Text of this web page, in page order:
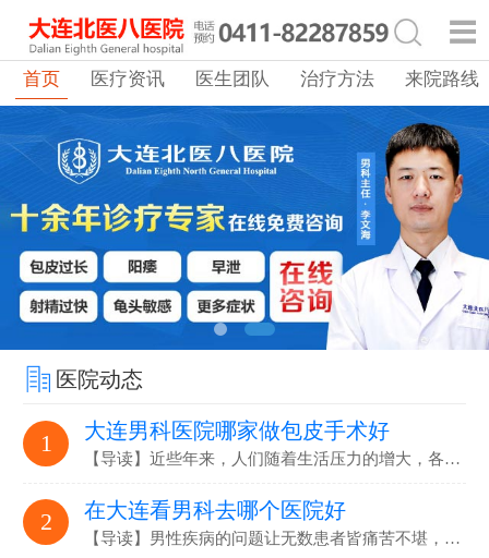
首页 医疗资讯 医生团队 治疗方法 来院路线
医院动态
1 大连男科医院哪家做包皮手术好
【导读】近些年来，人们随着生活压力的增大，各…
2 在大连看男科去哪个医院好
【导读】男性疾病的问题让无数患者皆痛苦不堪，要选…